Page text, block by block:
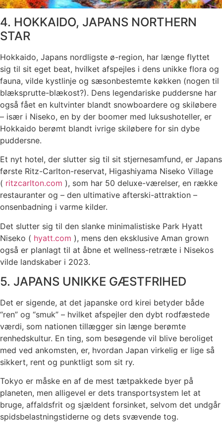
4. HOKKAIDO, JAPANS NORTHERN
STAR
Hokkaido, Japans nordligste ø-region, har længe flyttet
sig til sit eget beat, hvilket afspejles i dens unikke flora og
fauna, vilde kystlinje og sæsonbestemte køkken (nogen til
blæksprutte-blækost?). Dens legendariske puddersne har
også fået en kultvinter blandt snowboardere og skiløbere
– især i Niseko, en by der boomer med luksushoteller, er
Hokkaido berømt blandt ivrige skiløbere for sin dybe
puddersne.
Et nyt hotel, der slutter sig til sit stjernesamfund, er Japans
første Ritz-Carlton-reservat, Higashiyama Niseko Village
( ritzcarlton.com ), som har 50 deluxe-værelser, en række
restauranter og – den ultimative afterski-attraktion –
onsenbadning i varme kilder.
Det slutter sig til den slanke minimalistiske Park Hyatt
Niseko ( hyatt.com ), mens den eksklusive Aman grown
også er planlagt til at åbne et wellness-retræte i Nisekos
vilde landskaber i 2023.
5. JAPANS UNIKKE GÆSTFRIHED
Det er sigende, at det japanske ord kirei betyder både
“ren” og “smuk” – hvilket afspejler den dybt rodfæstede
værdi, som nationen tillægger sin længe berømte
renhedskultur. En ting, som besøgende vil blive beroliget
med ved ankomsten, er, hvordan Japan virkelig er lige så
sikkert, rent og punktligt som sit ry.
Tokyo er måske en af ​​de mest tætpakkede byer på
planeten, men alligevel er dets transportsystem let at
bruge, affaldsfrit og sjældent forsinket, selvom det undgår
spidsbelastningstiderne og dets svævende tog.